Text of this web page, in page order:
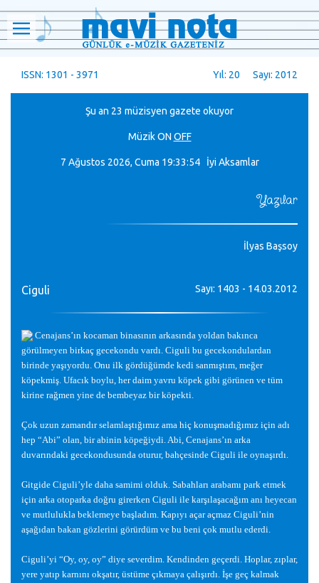
ISSN: 1301 - 3971 Yıl: 20 Sayı: 2012
Şu an 23 müzisyen gazete okuyor
MüzikON OFF
7 Ağustos 2026, Cuma 19:33:55 İyi Aksamlar
Yazılar
İlyas Başsoy
Ciguli Sayı: 1403 - 14.03.2012
Cenajans’ın kocaman binasının arkasında yoldan bakınca
görülmeyen birkaç gecekondu vardı. Ciguli bu gecekondulardan
birinde yaşıyordu. Onu ilk gördüğümde kedi sanmıştım, meğer
köpekmiş. Ufacık boylu, her daim yavru köpek gibi görünen ve tüm
kirine rağmen yine de bembeyaz bir köpekti.
Çok uzun zamandır selamlaştığımız ama hiç konuşmadığımız için adı
hep “Abi” olan, bir abinin köpeğiydi. Abi, Cenajans’ın arka
duvarındaki gecekondusunda oturur, bahçesinde Ciguli ile oynaşırdı.
Gitgide Ciguli’yle daha samimi olduk. Sabahları arabamı park etmek
için arka otoparka doğru girerken Ciguli ile karşılaşacağım anı heyecan
ve mutlulukla beklemeye başladım. Kapıyı açar açmaz Ciguli’nin
aşağıdan bakan gözlerini görürdüm ve bu beni çok mutlu ederdi.
Ciguli’yi “Oy, oy, oy” diye severdim. Kendinden geçerdi. Hoplar, zıplar,
yere yatıp karnını okşatır, üstüme çıkmaya çalışırdı. İşe geç kalmak